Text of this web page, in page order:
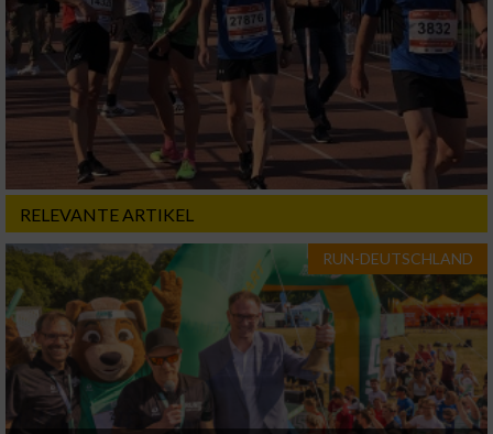
RELEVANTE ARTIKEL
RUN-DEUTSCHLAND